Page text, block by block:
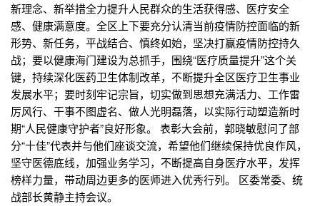
新理念、新举措全力提升人民群众的生活获得感、医疗安全
感、健康满意度。全区上下要充分认清当前疫情防控面临的新
形势、新任务，平战结合、慎终如始，坚决打赢疫情防控持久
战；要以健康海门建设为总抓手，围绕“医疗质量提升”这个关
键，持续深化医药卫生体制改革，不断提升全区医疗卫生事业
发展水平；要时刻牢记宗旨，切实做到思想充满活力、工作雷
厉风行、干事不图虚名、做人光明磊落，以实际行动塑造新时
期“人民健康守护者”良好形象。 表彰大会前，郭晓敏慰问了部
分“十佳”代表并与他们座谈交流，希望他们继续保持优良作风，
坚守医德底线，加强业务学习，不断提高自身医疗水平，发挥
榜样力量，带动周边更多的医师进入优秀行列。 区委常委、统
战部长黄静主持会议。